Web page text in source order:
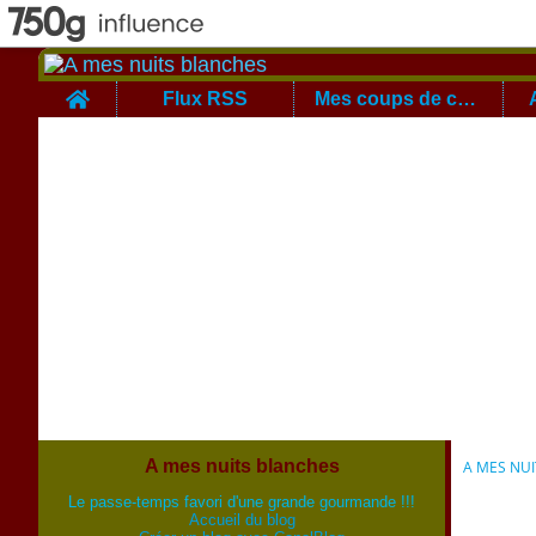
Home Flux RSS Mes coups de coeur
A mes nuits blanches
Le passe-temps favori d'une grande gourmande !!!
Accueil du blog
A MES